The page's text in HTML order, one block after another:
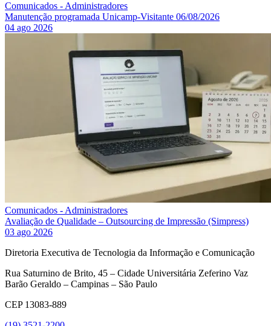
Comunicados - Administradores
Manutenção programada Unicamp-Visitante 06/08/2026
04 ago 2026
Comunicados - Administradores
Avaliação de Qualidade – Outsourcing de Impressão (Simpress)
03 ago 2026
Diretoria Executiva de Tecnologia da Informação e Comunicação
Rua Saturnino de Brito, 45 – Cidade Universitária Zeferino Vaz
Barão Geraldo – Campinas – São Paulo
CEP 13083-889